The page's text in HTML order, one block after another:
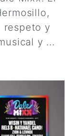
respeto y
y ...